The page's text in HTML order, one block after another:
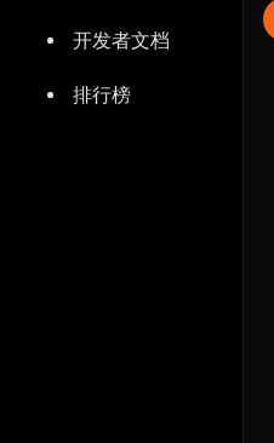
开发者文档
排行榜